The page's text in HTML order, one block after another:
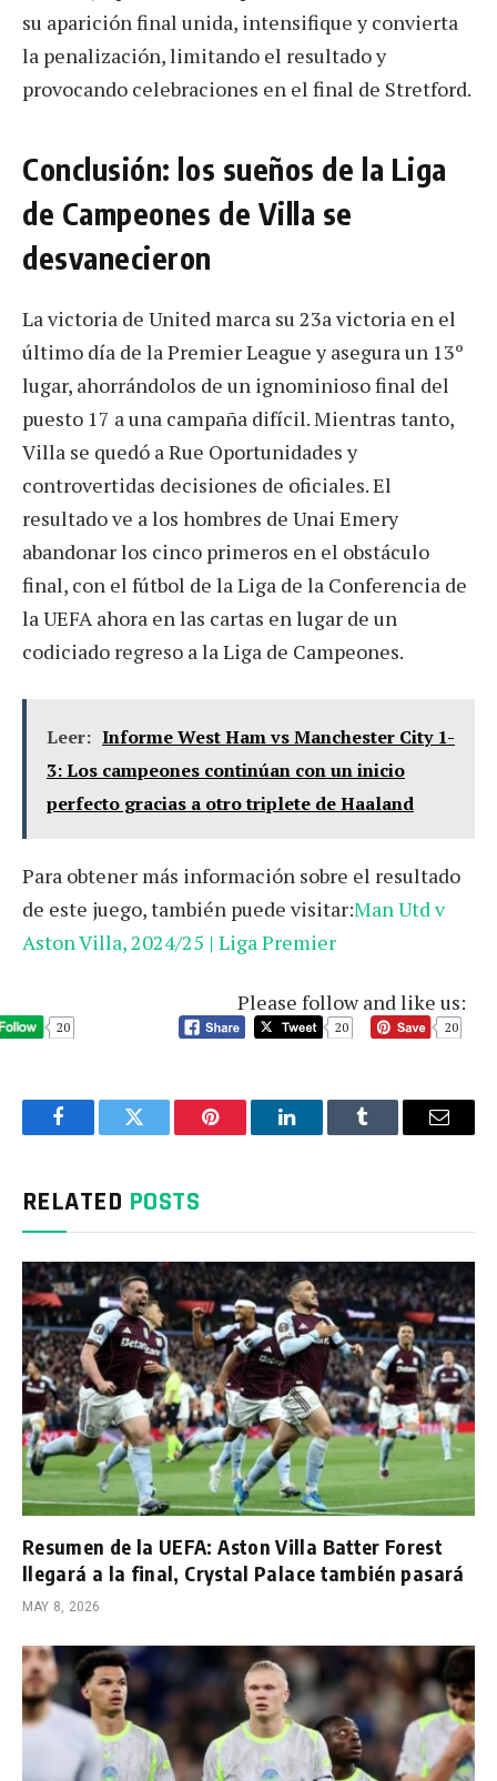
su aparición final unida, intensifique y convierta
la penalización, limitando el resultado y
provocando celebraciones en el final de Stretford.
Conclusión: los sueños de la Liga
de Campeones de Villa se
desvanecieron
La victoria de United marca su 23a victoria en el
último día de la Premier League y asegura un 13º
lugar, ahorrándolos de un ignominioso final del
puesto 17 a una campaña difícil. Mientras tanto,
Villa se quedó a Rue Oportunidades y
controvertidas decisiones de oficiales. El
resultado ve a los hombres de Unai Emery
abandonar los cinco primeros en el obstáculo
final, con el fútbol de la Liga de la Conferencia de
la UEFA ahora en las cartas en lugar de un
codiciado regreso a la Liga de Campeones.
Leer: Informe West Ham vs Manchester City 1-
3: Los campeones continúan con un inicio
perfecto gracias a otro triplete de Haaland
Para obtener más información sobre el resultado
de este juego, también puede visitar:Man Utd v
Aston Villa, 2024/25 | Liga Premier
Please follow and like us:
20 20 20
FacebookTwitter Pinterest LinkedInTumblr Email
RELATED POSTS
Resumen de la UEFA: Aston Villa Batter Forest
llegará a la final, Crystal Palace también pasará
MAY 8, 2026